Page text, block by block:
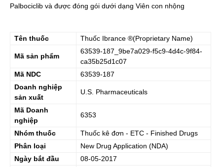
Palbociclib và được đóng gói dưới dạng Viên con nhộng
Tên thuốc Thuốc Ibrance ®(Proprietary Name)
Mã sản phẩm
63539-187_9be7a029-f5c9-4d4c-9f84-
ca35b25d1c07
Mã NDC
63539-187
Doanh nghiệp
sản xuất
U.S. Pharmaceuticals
Mã Doanh
nghiệp
6353
Nhóm thuốc
Thuốc kê đơn - ETC - Finished Drugs
Phân loại
New Drug Application (NDA)
Ngày bắt đầu
08-05-2017